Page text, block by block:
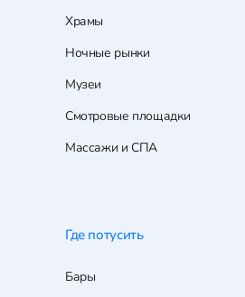
Храмы
Ночные рынки
Музеи
Смотровые площадки
Массажи и СПА
Где потусить
Бары